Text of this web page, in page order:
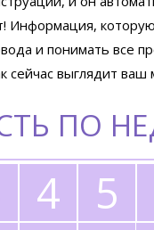
Информация,
и понимать все
сейчас выглядит
ПО
4 5